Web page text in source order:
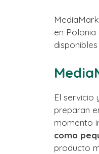
en Polonia
El servicio
preparan
momento
como
producto